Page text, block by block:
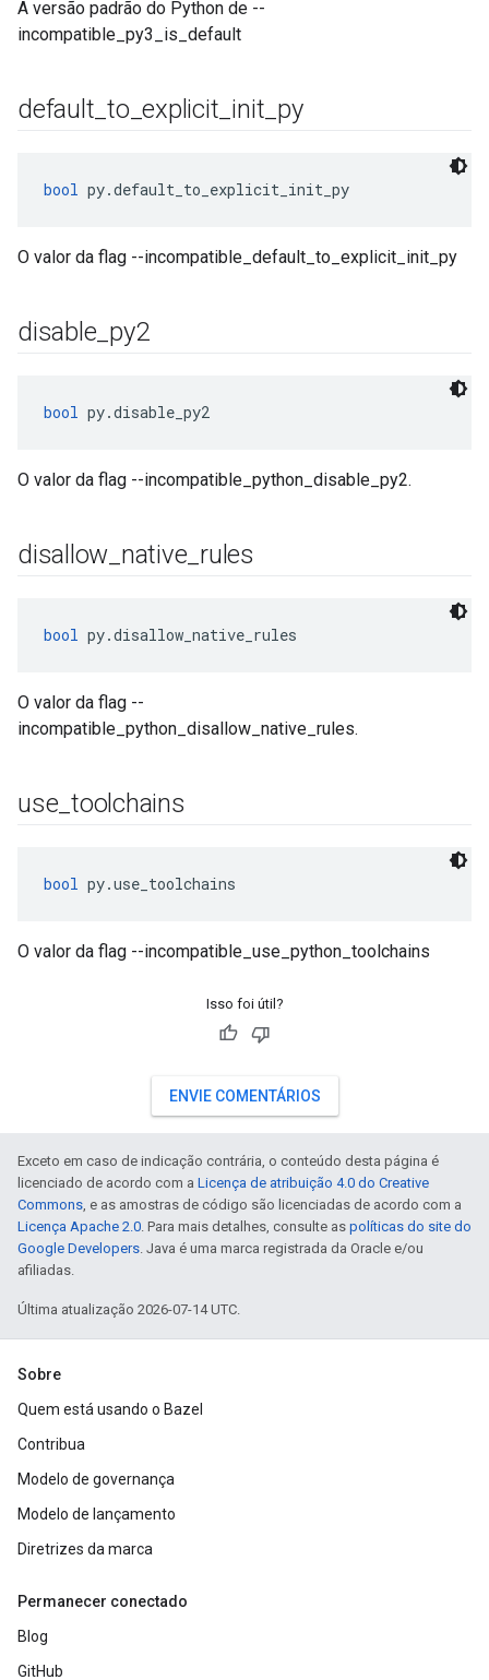
A versão padrão do Python de --
incompatible_py3_is_default
default _to _explicit init py
bool py.default_to_explicit_init_py
O valor da flag --incompatible_default_to_explicit_init_py
disable py2
bool py.disable_py2
O valor da flag --incompatible_python_disable_py2.
disallow native rules
bool py.disallow_native_rules
O valor da flag --
incompatible_python_disallow_native_rules.
use _toolchains
bool py.use_toolchains
O valor da flag --incompatible_use_python_toolchains
Isso foi útil?
ENVIE COMENTÁRIOS
Exceto em caso de indicação contrária, o conteúdo desta página é
licenciado de acordo com a Licença de atribuição 4.0 do Creative
Commons, e as amostras de código são licenciadas de acordo com a
Licença Apache 2.0. Para mais detalhes, consulte as políticas do site do
Google Developers. Java é uma marca registrada da Oracle e/ou
afiliadas.
Última atualização 2026-07-14 UTC.
Sobre
Quem está usando o Bazel
Contribua
Modelo de governança
Modelo de lançamento
Diretrizes da marca
Permanecer conectado
Blog
GitHub